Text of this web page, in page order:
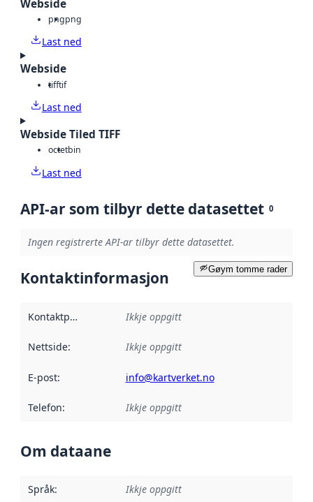
Webside
pngpng
Last ned
Webside
tifftif
Last ned
Webside Tiled TIFF
octetbin
Last ned
API-ar som tilbyr dette datasettet 0
Ingen registrerte API-ar tilbyr dette datasettet.
Gøym tomme rader
Kontaktinformasjon
Kontaktpunkt Ikkje oppgitt
Nettside: Ikkje oppgitt
E-post: info@kartverket.no
Telefon: Ikkje oppgitt
Om dataane
Språk: Ikkje oppgitt